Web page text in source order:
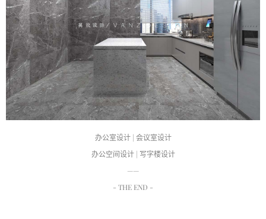
办公室设计 | 会议室设计
办公空间设计 | 写字楼设计
——
- THE END -